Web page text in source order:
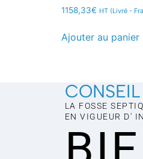
1158,33€ HT (Livré -
Ajouter au panier
LA FOSSE
EN VIGUEUR D'